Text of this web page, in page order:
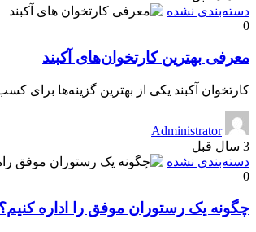
دسته‌بندی نشده
0
معرفی بهترین کارتخوان‌های آکبند
کارتخوان آکبند یکی از بهترین گزینه‌ها برای
Administrator
3 سال قبل
دسته‌بندی نشده
0
چگونه یک رستوران موفق را اداره کنیم؟